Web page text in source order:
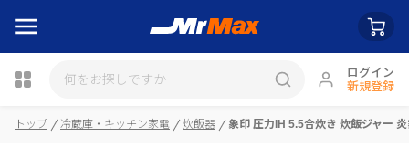
ログイン
新規登録
瓶詰
トップ 冷蔵庫・キッチン家電 炊飯器 象印 圧力IH 5.5合炊き 炊飯ジャー